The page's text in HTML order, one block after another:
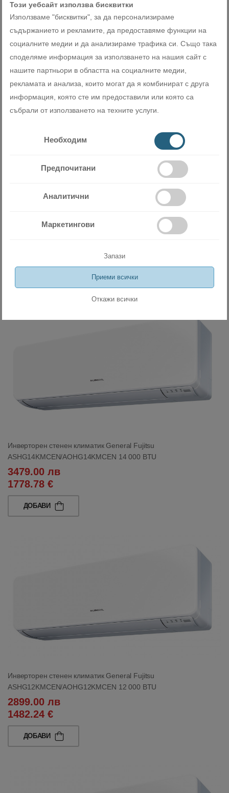
1249.00 лв
638.60 €
ДОБАВИ
ASHH07KLTA/AOHH07KLTA 7 000 BTU
Инверторен стенен климатик General Fujitsu
ASHG14KMCEN/AOHG14KMCEN 14 000 BTU
3479.00 лв
1778.78 €
ДОБАВИ
Инверторен стенен климатик General Fujitsu
ASHG12KMCEN/AOHG12KMCEN 12 000 BTU
2899.00 лв
1482.24 €
ДОБАВИ
Този уебсайт използва бисквитки
Използваме "бисквитки", за да персонализираме
съдържанието и рекламите, да предоставяме функции на
социалните медии и да анализираме трафика си. Също така
споделяме информация за използването на нашия сайт с
нашите партньори в областта на социалните медии,
рекламата и анализа, които могат да я комбинират с друга
информация, която сте им предоставили или която са
събрали от използването на техните услуги.
Необходим
Предпочитани
Аналитични
Маркетингови
Запази
Приеми всички
Откажи всички